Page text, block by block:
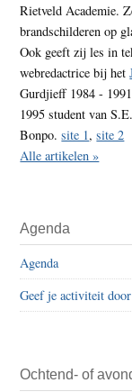
Rietveld Academie.
brandschilderen op
Ook geeft zij les in
webredactrice bij het
Gurdjieff 1984 -
1995 student van
Bonpo.site 1,site 2
Alle artikelen »
Agenda
Agenda
Geef je activiteit door
Ochtend- of